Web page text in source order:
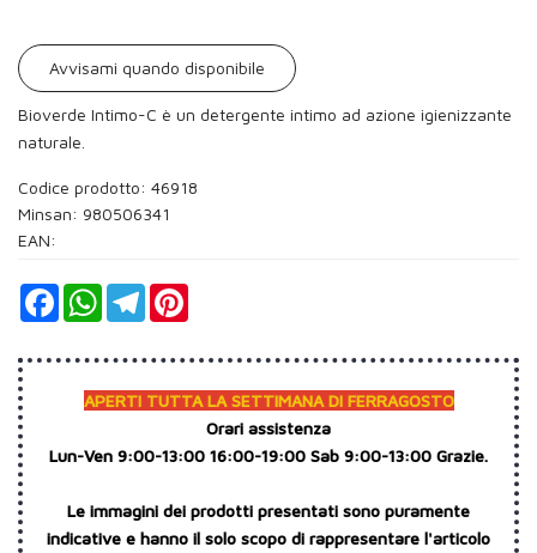
Avvisami quando disponibile
Bioverde Intimo-C è un detergente intimo ad azione igienizzante
naturale.
Codice prodotto: 46918
Minsan: 980506341
EAN:
FacebookWhatsAppTelegram
APERTI TUTTA LA SETTIMANA DI FERRAGOSTO
Orari assistenza
Lun-Ven 9:00-13:00 16:00-19:00 Sab 9:00-13:00 Grazie.
Le immagini dei prodotti presentati sono puramente
indicative e hanno il solo scopo di rappresentare l'articolo